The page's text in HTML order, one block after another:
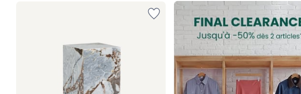
FINAL
CLEARANCE